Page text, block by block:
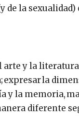
de la
arte y la
la
y la memoria,
diferente